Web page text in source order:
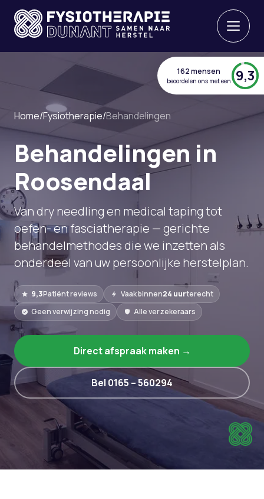
162 mensen
beoordelen ons met een 9,3
Home/Fysiotherapie/Behandelingen
Behandelingen in
Roosendaal
Van dry needling en medical taping tot
oefen- en fasciatherapie — gerichte
behandelmethodes die we inzetten als
onderdeel van uw persoonlijke herstelplan.
9,3Patiënt reviews Vaak binnen24 uurterecht
Geen verwijzing nodig
Alle verzekeraars
Direct afspraak maken →
Bel 0165 – 560294